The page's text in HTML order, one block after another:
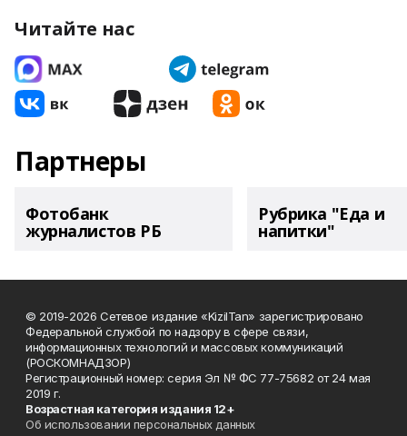
Читайте нас
Партнеры
Фотобанк
журналистов РБ
Рубрика "Еда и
напитки"
© 2019-2026 Сетевое издание «KizilTan» зарегистрировано
Федеральной службой по надзору в сфере связи,
информационных технологий и массовых коммуникаций
(РОСКОМНАДЗОР)
Регистрационный номер: серия Эл № ФС 77-75682 от 24 мая
2019 г.
Возрастная категория издания 12+
Об использовании персональных данных